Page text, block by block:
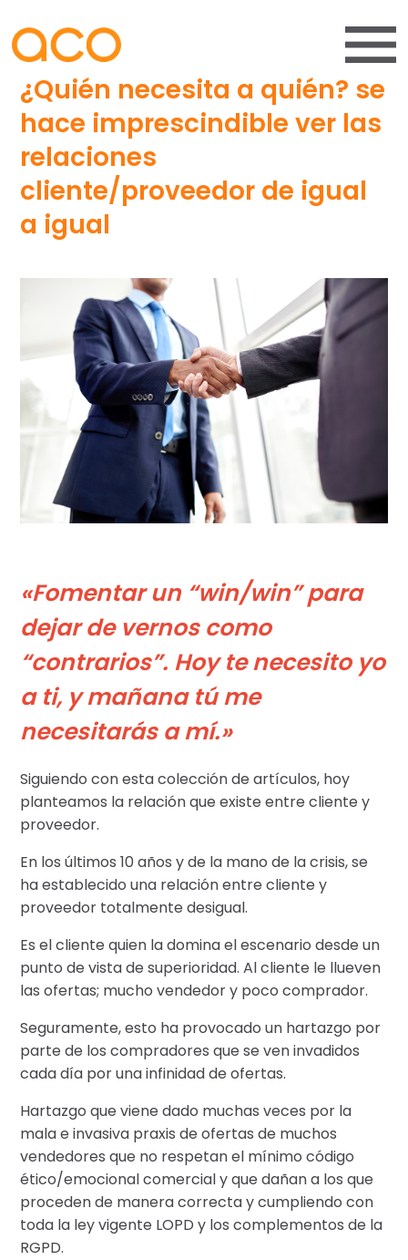
¿Quién necesita a quién? se
hace imprescindible ver las
relaciones
cliente/proveedor de igual
a igual
«Fomentar un “win/win” para
dejar de vernos como
“contrarios”. Hoy te necesito yo
a ti, y mañana tú me
necesitarás a mí.»
Siguiendo con esta colección de artículos, hoy
planteamos la relación que existe entre cliente y
proveedor.
En los últimos 10 años y de la mano de la crisis, se
ha establecido una relación entre cliente y
proveedor totalmente desigual.
Es el cliente quien la domina el escenario desde un
punto de vista de superioridad. Al cliente le llueven
las ofertas; mucho vendedor y poco comprador.
Seguramente, esto ha provocado un hartazgo por
parte de los compradores que se ven invadidos
cada día por una infinidad de ofertas.
Hartazgo que viene dado muchas veces por la
mala e invasiva praxis de ofertas de muchos
vendedores que no respetan el mínimo código
ético/emocional comercial y que dañan a los que
proceden de manera correcta y cumpliendo con
toda la ley vigente LOPD y los complementos de la
RGPD.